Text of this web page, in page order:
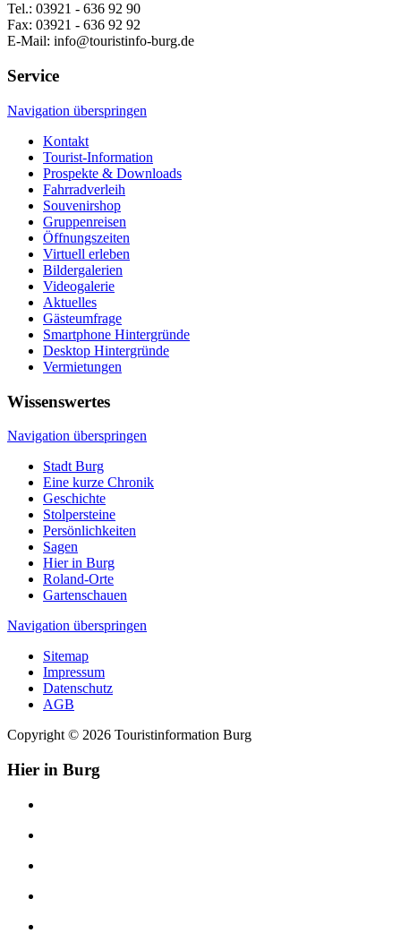
Tel.: 03921 - 636 92 90
Fax: 03921 - 636 92 92
E-Mail: info@touristinfo-burg.de
Service
Navigation überspringen
Kontakt
Tourist-Information
Prospekte & Downloads
Fahrradverleih
Souvenirshop
Gruppenreisen
Öffnungszeiten
Virtuell erleben
Bildergalerien
Videogalerie
Aktuelles
Gästeumfrage
Smartphone Hintergründe
Desktop Hintergründe
Vermietungen
Wissenswertes
Navigation überspringen
Stadt Burg
Eine kurze Chronik
Geschichte
Stolpersteine
Persönlichkeiten
Sagen
Hier in Burg
Roland-Orte
Gartenschauen
Navigation überspringen
Sitemap
Impressum
Datenschutz
AGB
Copyright © 2026 Touristinformation Burg
Hier in Burg